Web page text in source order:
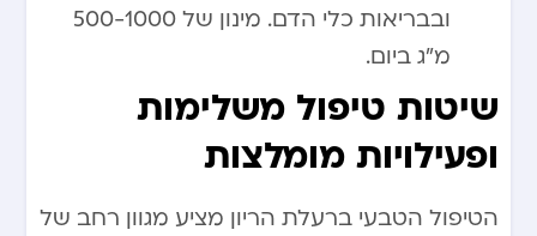
ובבריאות כלי הדם. מינון של 500-1000
מ”ג ביום.
שיטות טיפול משלימות
ופעילויות מומלצות
הטיפול הטבעי ברעלת הריון מציע מגוון רחב של